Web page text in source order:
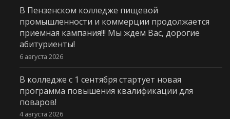
В Пензенском колледже пищевой
промышленности и коммерции продолжается
приемная кампания!!! Мы ждем Вас, дорогие
абитуриенты!
6 августа 2026
В колледже с 1 сентября стартует новая
программа повышения квалификации для
поваров!
4 августа 2026